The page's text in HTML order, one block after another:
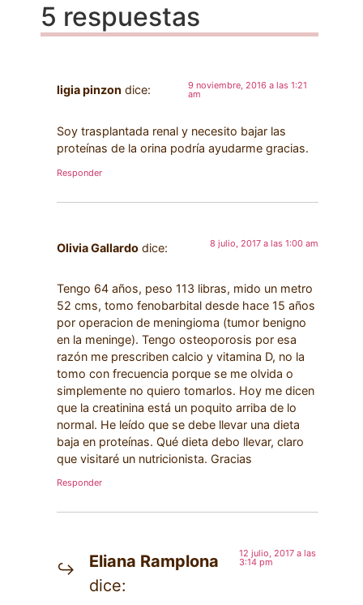
5 respuestas
ligia pinzon dice: 9 noviembre, 2016 a las 1:21
am
Soy trasplantada renal y necesito bajar las
proteínas de la orina podría ayudarme gracias.
Responder
Olivia Gallardo dice: 8 julio, 2017 a las 1:00 am
Tengo 64 años, peso 113 libras, mido un metro
52 cms, tomo fenobarbital desde hace 15 años
por operacion de meningioma (tumor benigno
en la meninge). Tengo osteoporosis por esa
razón me prescriben calcio y vitamina D, no la
tomo con frecuencia porque se me olvida o
simplemente no quiero tomarlos. Hoy me dicen
que la creatinina está un poquito arriba de lo
normal. He leído que se debe llevar una dieta
baja en proteínas. Qué dieta debo llevar, claro
que visitaré un nutricionista. Gracias
Responder
Eliana Ramplona
dice:
12 julio, 2017 a las
3:14 pm